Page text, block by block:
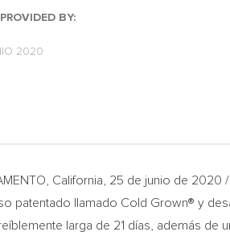
BY:
2020
California , 25 de junio de 2020
patentado llamado Cold Grown® y
larga de 21 días, además